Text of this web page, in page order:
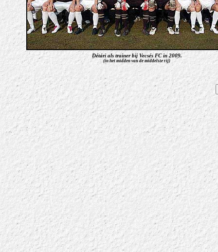
Détári als trainer bij Vecsés FC in 2009.
(in het midden van de middelste rij)